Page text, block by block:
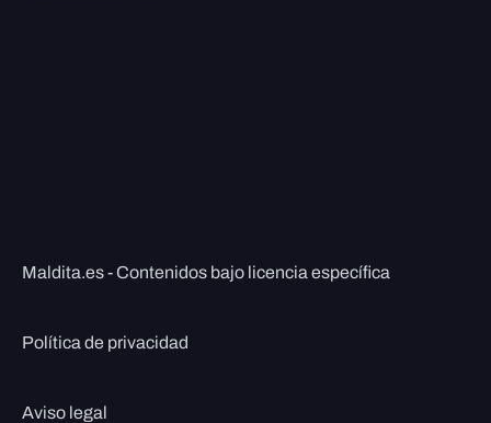
Maldita.es - Contenidos bajo licencia específica
Política de privacidad
Aviso legal